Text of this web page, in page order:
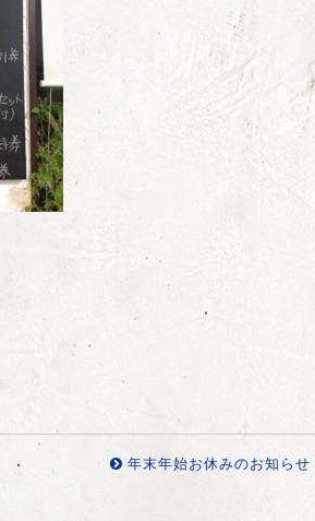
年末年始お休みのお知らせ